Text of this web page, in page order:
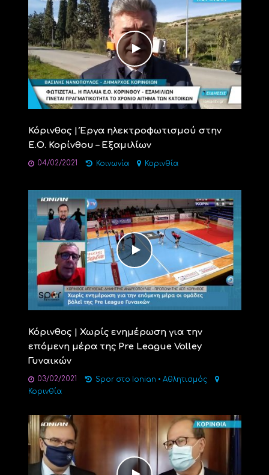
Κόρινθος | Έργα ηλεκτροφωτισμού στην
Ε.Ο. Κορίνθου – Εξαμιλίων
04/02/2021 Κοινωνία Κορινθία
Κόρινθος | Χωρίς ενημέρωση για την
επόμενη μέρα της Pre League Volley
Γυναικών
03/02/2021 Spor στο Ionian • Αθλητισμός
Κορινθία